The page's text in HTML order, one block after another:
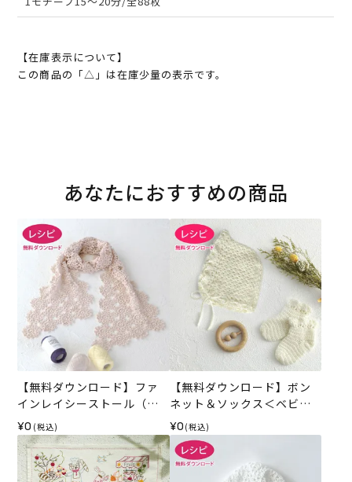
【在庫表示について】
この商品の「△」は在庫少量の表示です。
あなたにおすすめの商品
【無料ダウンロード】ファ
インレイシーストール（レ
シピ）
¥0 (税込)
【無料ダウンロード】ボン
ネット＆ソックス＜ベビー
パレット＞（レシピ）
¥0 (税込)